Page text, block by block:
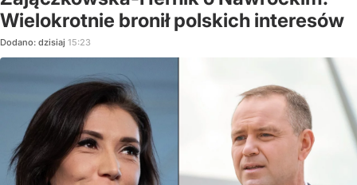
Wielokrotnie bronił polskich interesów
Dodano: dzisiaj 15:23